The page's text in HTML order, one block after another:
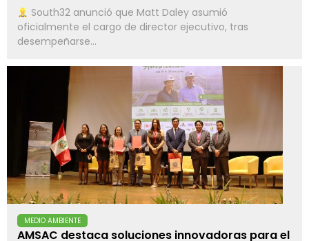
South32 anunció que Matt Daley asumió
oficialmente el cargo de director ejecutivo, tras
desempeñarse...
MEDIO AMBIENTE
AMSAC destaca soluciones innovadoras para el